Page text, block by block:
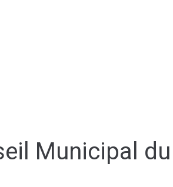
Municipal